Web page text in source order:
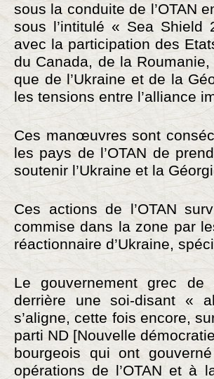
sous la conduite de l’OTAN
sous l’intitulé « Sea
avec la participation des
du Canada, de la
que de l’Ukraine et de la
les tensions entre l’alliance
Ces manœuvres sont
les pays de l’OTAN de
soutenir l’Ukraine et la
Ces actions de l’OTAN
commise dans la zone par
réactionnaire d’Ukraine,
Le gouvernement grec
derrière une soi-disant «
s’aligne, cette fois encore,
parti ND [Nouvelle
bourgeois qui ont
opérations de l’OTAN et à